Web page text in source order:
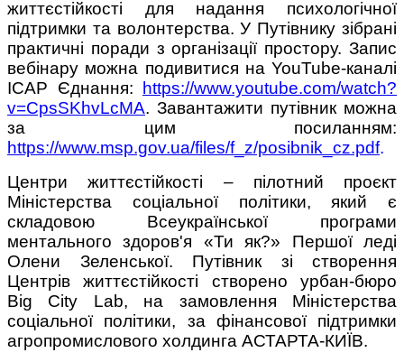
життєстійкості для надання психологічної
підтримки та волонтерства. У Путівнику зібрані
практичні поради з організації простору. Запис
вебінару можна подивитися на YouTube-каналі
ІСАР Єднання:
https://www.youtube.com/watch?
v=CpsSKhvLcMA. Завантажити путівник можна
за цим посиланням:
https://www.msp.gov.ua/files/f_z/posibnik_cz.pdf.
Центри життєстійкості – пілотний проєкт
Міністерства соціальної політики, який є
складовою Всеукраїнської програми
ментального здоров'я «Ти як?» Першої леді
Олени Зеленської. Путівник зі створення
Центрів життєстійкості створено урбан-бюро
Big City Lab, на замовлення Міністерства
соціальної політики, за фінансової підтримки
агропромислового холдинга АСТАРТА-КИЇВ.